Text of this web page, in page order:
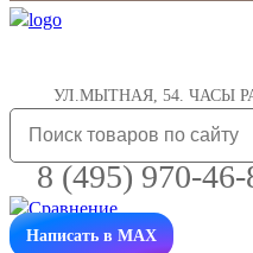
УЛ.МЫТНАЯ, 54. ЧАСЫ
8 (495) 970-46-
Написать в MAX